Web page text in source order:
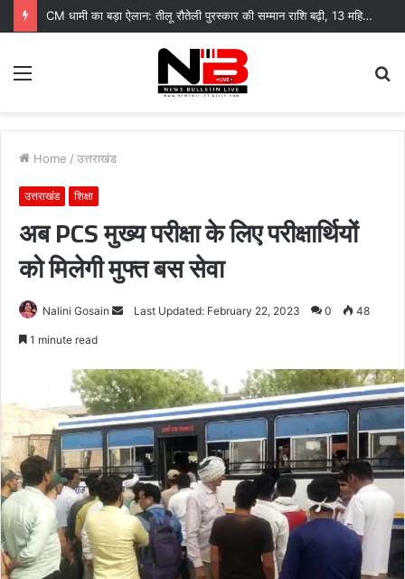
CM धामी का बड़ा ऐलान: तीलू रौतेली पुरस्कार की सम्मान राशि बढ़ी, 13 महिलाएं हुई सम्मानित
Menu
Home / उत्तराखंड
उत्तराखंड शिक्षा
अब PCS मुख्य परीक्षा के लिए परीक्षार्थियों
को मिलेगी मुफ्त बस सेवा
Nalini Gosain
SendLast Updated: February 22, 2023 0 48
1 minute read